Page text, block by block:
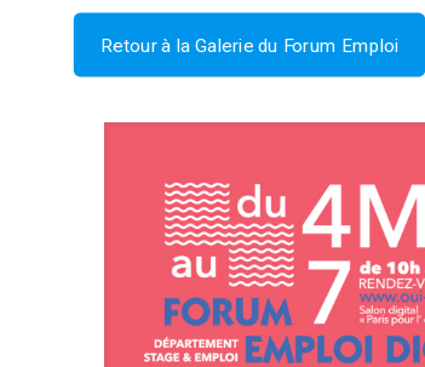
Retour à la Galerie du Forum Emploi